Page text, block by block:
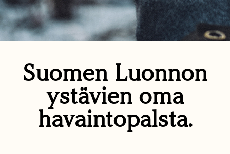
Suomen Luonnon
ystävien oma
havaintopalsta.